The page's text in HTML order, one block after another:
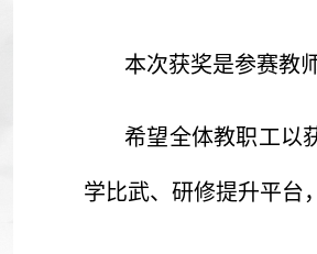
本次获奖是参赛教
希望全体教职工以
学比武、研修提升平台